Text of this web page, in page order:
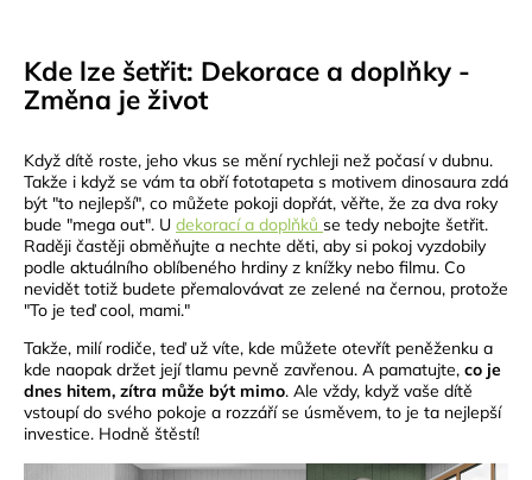
Kde lze šetřit: Dekorace a doplňky -
Změna je život
Když dítě roste, jeho vkus se mění rychleji než počasí v dubnu.
Takže i když se vám ta obří fototapeta s motivem dinosaura zdá
být "to nejlepší", co můžete pokoji dopřát, věřte, že za dva roky
bude "mega out". U dekorací a doplňků se tedy nebojte šetřit.
Raději častěji obměňujte a nechte děti, aby si pokoj vyzdobily
podle aktuálního oblíbeného hrdiny z knížky nebo filmu. Co
nevidět totiž budete přemalovávat ze zelené na černou, protože
"To je teď cool, mami."
Takže, milí rodiče, teď už víte, kde můžete otevřít peněženku a
kde naopak držet její tlamu pevně zavřenou. A pamatujte, co je
dnes hitem, zítra může být mimo. Ale vždy, když vaše dítě
vstoupí do svého pokoje a rozzáří se úsměvem, to je ta nejlepší
investice. Hodně štěstí!